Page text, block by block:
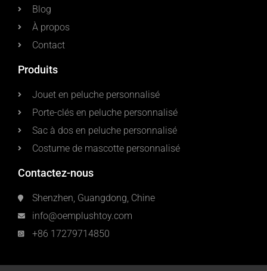
Blog
À propos
Contact
Produits
Jouet en peluche personnalisé
Porte-clés en peluche personnalisé
Sac à dos en peluche personnalisé
Costume de mascotte personnalisé
Contactez-nous
Shenzhen, Guangdong, Chine
info@oemplushtoy.com
+86 17279714850